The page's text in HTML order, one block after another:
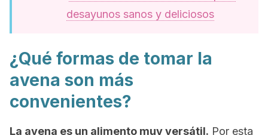
desayunos sanos y deliciosos
¿Qué formas de tomar la
avena son más
convenientes?
La avena es un alimento muy versátil. Por esta